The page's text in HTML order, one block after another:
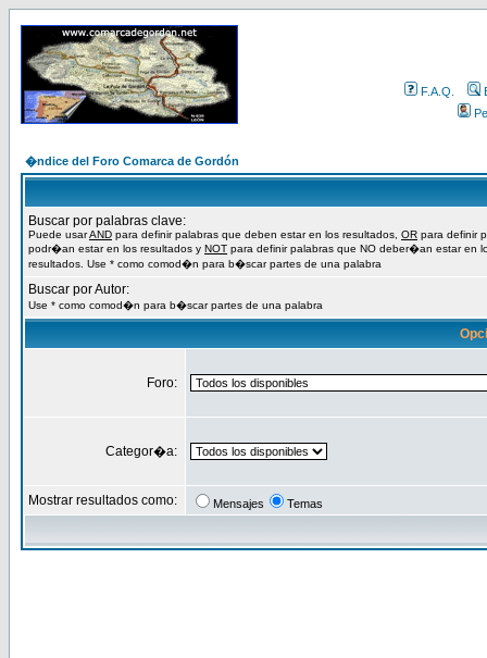
F.A.Q.
�ndice del Foro Comarca de Gordón
Buscar por palabras clave:
Puede usarAND para definir palabras que deben estar en los resultados, OR para definir
podr�an estar en los resultados y NOT para definir palabras que NO deber�an estar en
resultados. Use * como comod�n para b�scar partes de una palabra
Buscar por Autor:
Use * como comod�n para b�scar partes de una palabra
Foro:
Categor�a:
Mostrar resultados como: Mensajes Temas